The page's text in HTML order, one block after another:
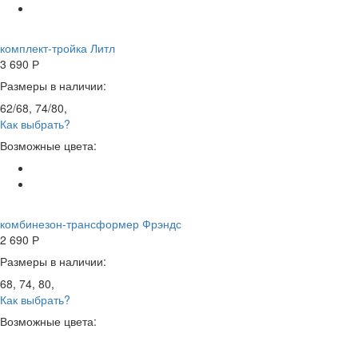
комплект-тройка Литл
3 690 Р
Размеры в наличии:
62/68, 74/80,
Как выбрать?
Возможные цвета:
комбинезон-трансформер Фрэндс
2 690 Р
Размеры в наличии:
68, 74, 80,
Как выбрать?
Возможные цвета: